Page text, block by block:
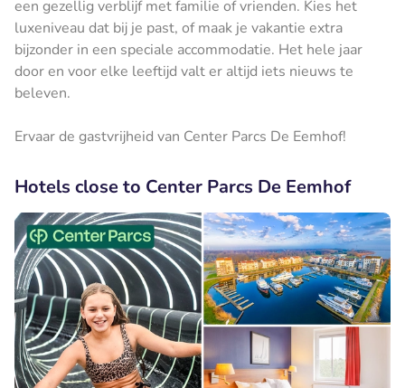
een gezellig verblijf met familie of vrienden. Kies het
luxeniveau dat bij je past, of maak je vakantie extra
bijzonder in een speciale accommodatie. Het hele jaar
door en voor elke leeftijd valt er altijd iets nieuws te
beleven.
Ervaar de gastvrijheid van Center Parcs De Eemhof!
Hotels close to Center Parcs De Eemhof